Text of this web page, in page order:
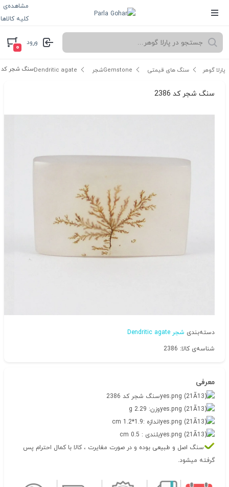
مشاهده‌ی
کلیه کالاها
ورود
۰
پارلا گوهر سنگ های قیمتی Gemstone شجر Dendritic agate سنگ شجر کد
سنگ شجر کد 2386
دسته‌بندی شجر Dendritic agate
شناسه‌ی کالا: 2386
معرفی
سنگ شجر کد 2386
وزن: 2.29 g
اندازه :1.9*1.2 cm
بلندی : 0.5 cm
سنگ اصل و طبیعی بوده و در صورت مغایرت ، کالا با کمال احترام پس
گرفته میشود.